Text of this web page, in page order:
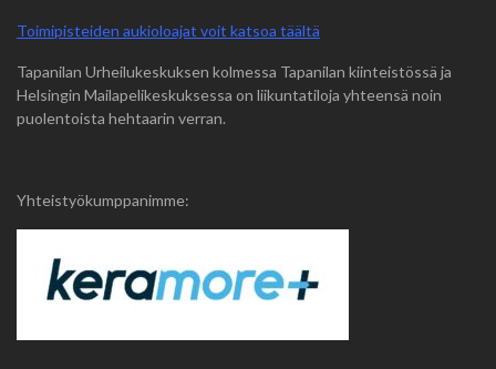
Toimipisteiden aukioloajat voit katsoa täältä
Tapanilan Urheilukeskuksen kolmessa Tapanilan kiinteistössä ja
Helsingin Mailapelikeskuksessa on liikuntatiloja yhteensä noin
puolentoista hehtaarin verran.
Yhteistyökumppanimme: